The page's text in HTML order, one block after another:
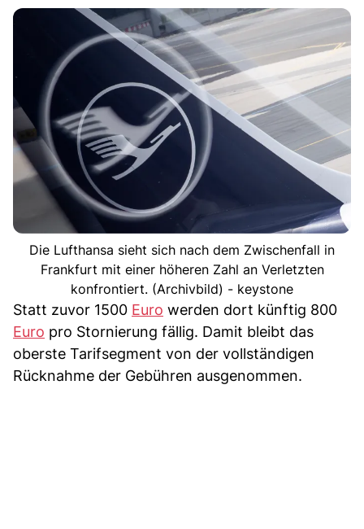
Die Lufthansa sieht sich nach dem Zwischenfall in
Frankfurt mit einer höheren Zahl an Verletzten
konfrontiert. (Archivbild) - keystone
Statt zuvor 1500 Euro werden dort künftig 800
Euro pro Stornierung fällig. Damit bleibt das
oberste Tarifsegment von der vollständigen
Rücknahme der Gebühren ausgenommen.